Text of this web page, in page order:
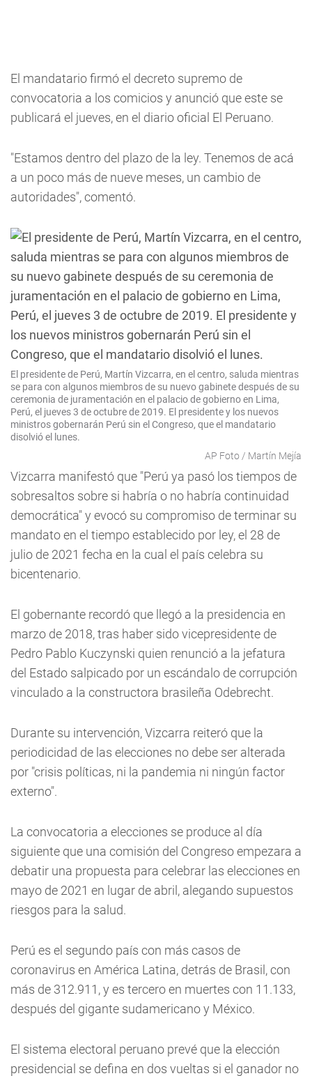
El mandatario firmó el decreto supremo de
convocatoria a los comicios y anunció que este se
publicará el jueves, en el diario oficial El Peruano.
"Estamos dentro del plazo de la ley. Tenemos de acá
a un poco más de nueve meses, un cambio de
autoridades", comentó.
El presidente de Perú, Martín Vizcarra, en el centro, saluda mientras
se para con algunos miembros de su nuevo gabinete después de su
ceremonia de juramentación en el palacio de gobierno en Lima,
Perú, el jueves 3 de octubre de 2019. El presidente y los nuevos
ministros gobernarán Perú sin el Congreso, que el mandatario
disolvió el lunes.
AP Foto / Martín Mejía
Vizcarra manifestó que "Perú ya pasó los tiempos de
sobresaltos sobre si habría o no habría continuidad
democrática" y evocó su compromiso de terminar su
mandato en el tiempo establecido por ley, el 28 de
julio de 2021 fecha en la cual el país celebra su
bicentenario.
El gobernante recordó que llegó a la presidencia en
marzo de 2018, tras haber sido vicepresidente de
Pedro Pablo Kuczynski quien renunció a la jefatura
del Estado salpicado por un escándalo de corrupción
vinculado a la constructora brasileña Odebrecht.
Durante su intervención, Vizcarra reiteró que la
periodicidad de las elecciones no debe ser alterada
por "crisis políticas, ni la pandemia ni ningún factor
externo".
La convocatoria a elecciones se produce al día
siguiente que una comisión del Congreso empezara a
debatir una propuesta para celebrar las elecciones en
mayo de 2021 en lugar de abril, alegando supuestos
riesgos para la salud.
Perú es el segundo país con más casos de
coronavirus en América Latina, detrás de Brasil, con
más de 312.911, y es tercero en muertes con 11.133,
después del gigante sudamericano y México.
El sistema electoral peruano prevé que la elección
presidencial se defina en dos vueltas si el ganador no